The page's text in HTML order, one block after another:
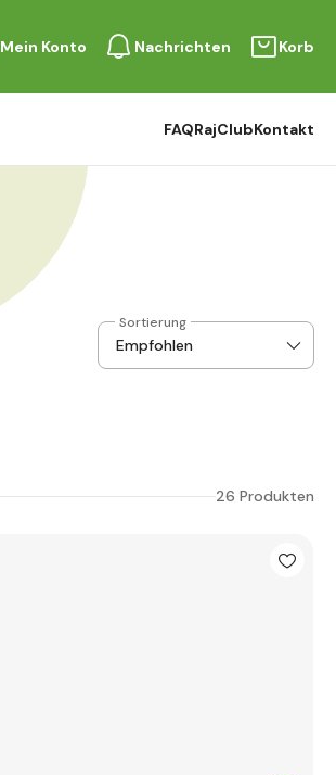
Mein Konto Nachrichten Korb
FAQRajClubKontakt
Sortierung
26 Produkten